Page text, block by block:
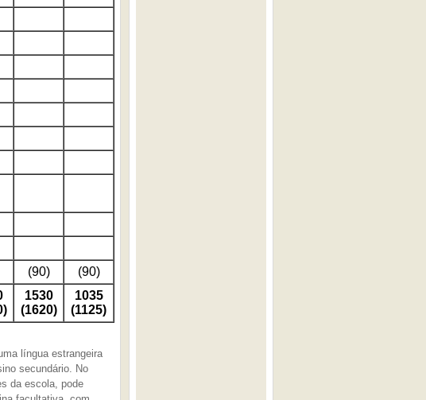
(90) (90)
1530
(1620)
1035
(1125)
língua estrangeira
secundário. No
da escola, pode